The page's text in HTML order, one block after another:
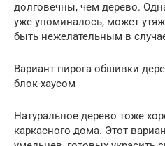
долговечны, чем дерево.
уже упоминалось, может
быть нежелательным в
Вариант пирога обшивки
блок-хаусом
Натуральное дерево тоже
каркасного дома. Этот